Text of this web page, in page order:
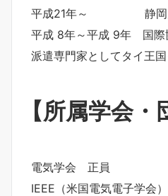
平成21年～ 静岡大
平成 8年～平成 9年 国際
派遣専門家としてタイ王
【所属学会・
電気学会 正員
IEEE（米国電気電子学